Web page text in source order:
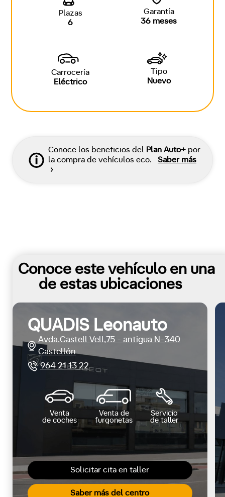
Plazas
6
Garantía
36 meses
Carrocería
Eléctrico
Tipo
Nuevo
Conoce los beneficios del Plan Auto+ por
la compra de vehículos eco.
Saber más
Conoce este vehículo en una
de estas ubicaciones
Solicitar cita en taller
Saber más del centro
QUADIS Leonauto
Avda.Castell Vell,75 - antigua N-340
Castellón
964 21 13 22
Venta
de coches
Venta de
furgonetas
Servicio
de taller